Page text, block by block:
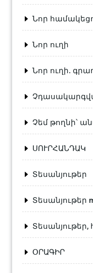
Նոր
Նոր ուղի
Նոր ուղի.
Չեմ թողնի՝
ՍՈՒՐՀԱՆԴԱԿ
Տեսանյութեր
Տեսանյութեր
Տեսանյութեր,
ՕՐԱԳԻՐ